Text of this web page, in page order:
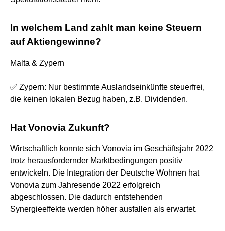
In welchem Land zahlt man keine Steuern
auf Aktiengewinne?
Malta & Zypern
✅ Zypern: Nur bestimmte Auslandseinkünfte steuerfrei,
die keinen lokalen Bezug haben, z.B. Dividenden.
Hat Vonovia Zukunft?
Wirtschaftlich konnte sich Vonovia im Geschäftsjahr 2022
trotz herausfordernder Marktbedingungen positiv
entwickeln. Die Integration der Deutsche Wohnen hat
Vonovia zum Jahresende 2022 erfolgreich
abgeschlossen. Die dadurch entstehenden
Synergieeffekte werden höher ausfallen als erwartet.